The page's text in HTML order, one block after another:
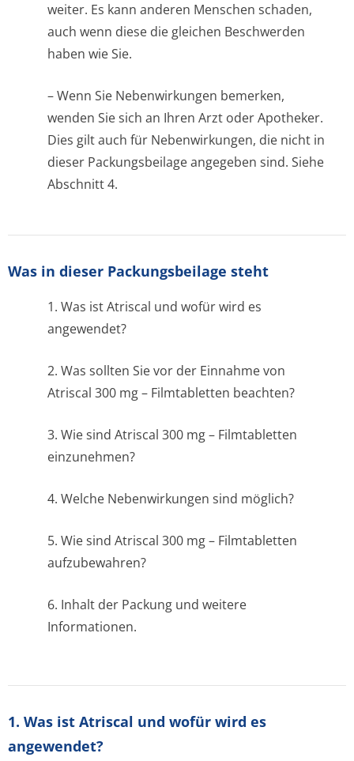
weiter. Es kann anderen Menschen schaden,
auch wenn diese die gleichen Beschwerden
haben wie Sie.
– Wenn Sie Nebenwirkungen bemerken,
wenden Sie sich an Ihren Arzt oder Apotheker.
Dies gilt auch für Nebenwirkungen, die nicht in
dieser Packungsbeilage angegeben sind. Siehe
Abschnitt 4.
Was in dieser Packungsbeilage steht
1. Was ist Atriscal und wofür wird es
angewendet?
2. Was sollten Sie vor der Einnahme von
Atriscal 300 mg – Filmtabletten beachten?
3. Wie sind Atriscal 300 mg – Filmtabletten
einzunehmen?
4. Welche Nebenwirkungen sind möglich?
5. Wie sind Atriscal 300 mg – Filmtabletten
aufzubewahren?
6. Inhalt der Packung und weitere
Informationen.
1. Was ist Atriscal und wofür wird es
angewendet?